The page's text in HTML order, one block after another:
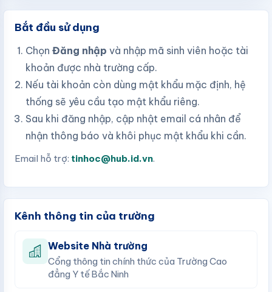
Bắt đầu sử dụng
Chọn Đăng nhập và nhập mã sinh viên hoặc tài
khoản được nhà trường cấp.
Nếu tài khoản còn dùng mật khẩu mặc định, hệ
thống sẽ yêu cầu tạo mật khẩu riêng.
Sau khi đăng nhập, cập nhật email cá nhân để
nhận thông báo và khôi phục mật khẩu khi cần.
Email hỗ trợ: tinhoc@hub.id.vn.
Kênh thông tin của trường
Website Nhà trường
Cổng thông tin chính thức của Trường Cao
đẳng Y tế Bắc Ninh